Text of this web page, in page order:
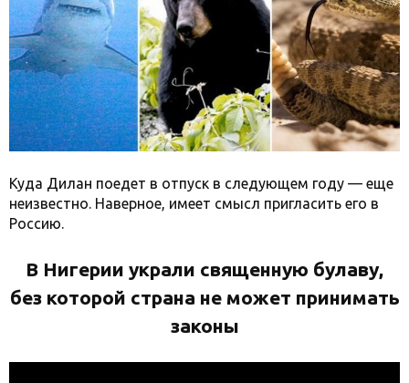
Куда Дилан поедет в отпуск в следующем году — еще
неизвестно. Наверное, имеет смысл пригласить его в
Россию.
В Нигерии украли священную булаву,
без которой страна не может принимать
законы